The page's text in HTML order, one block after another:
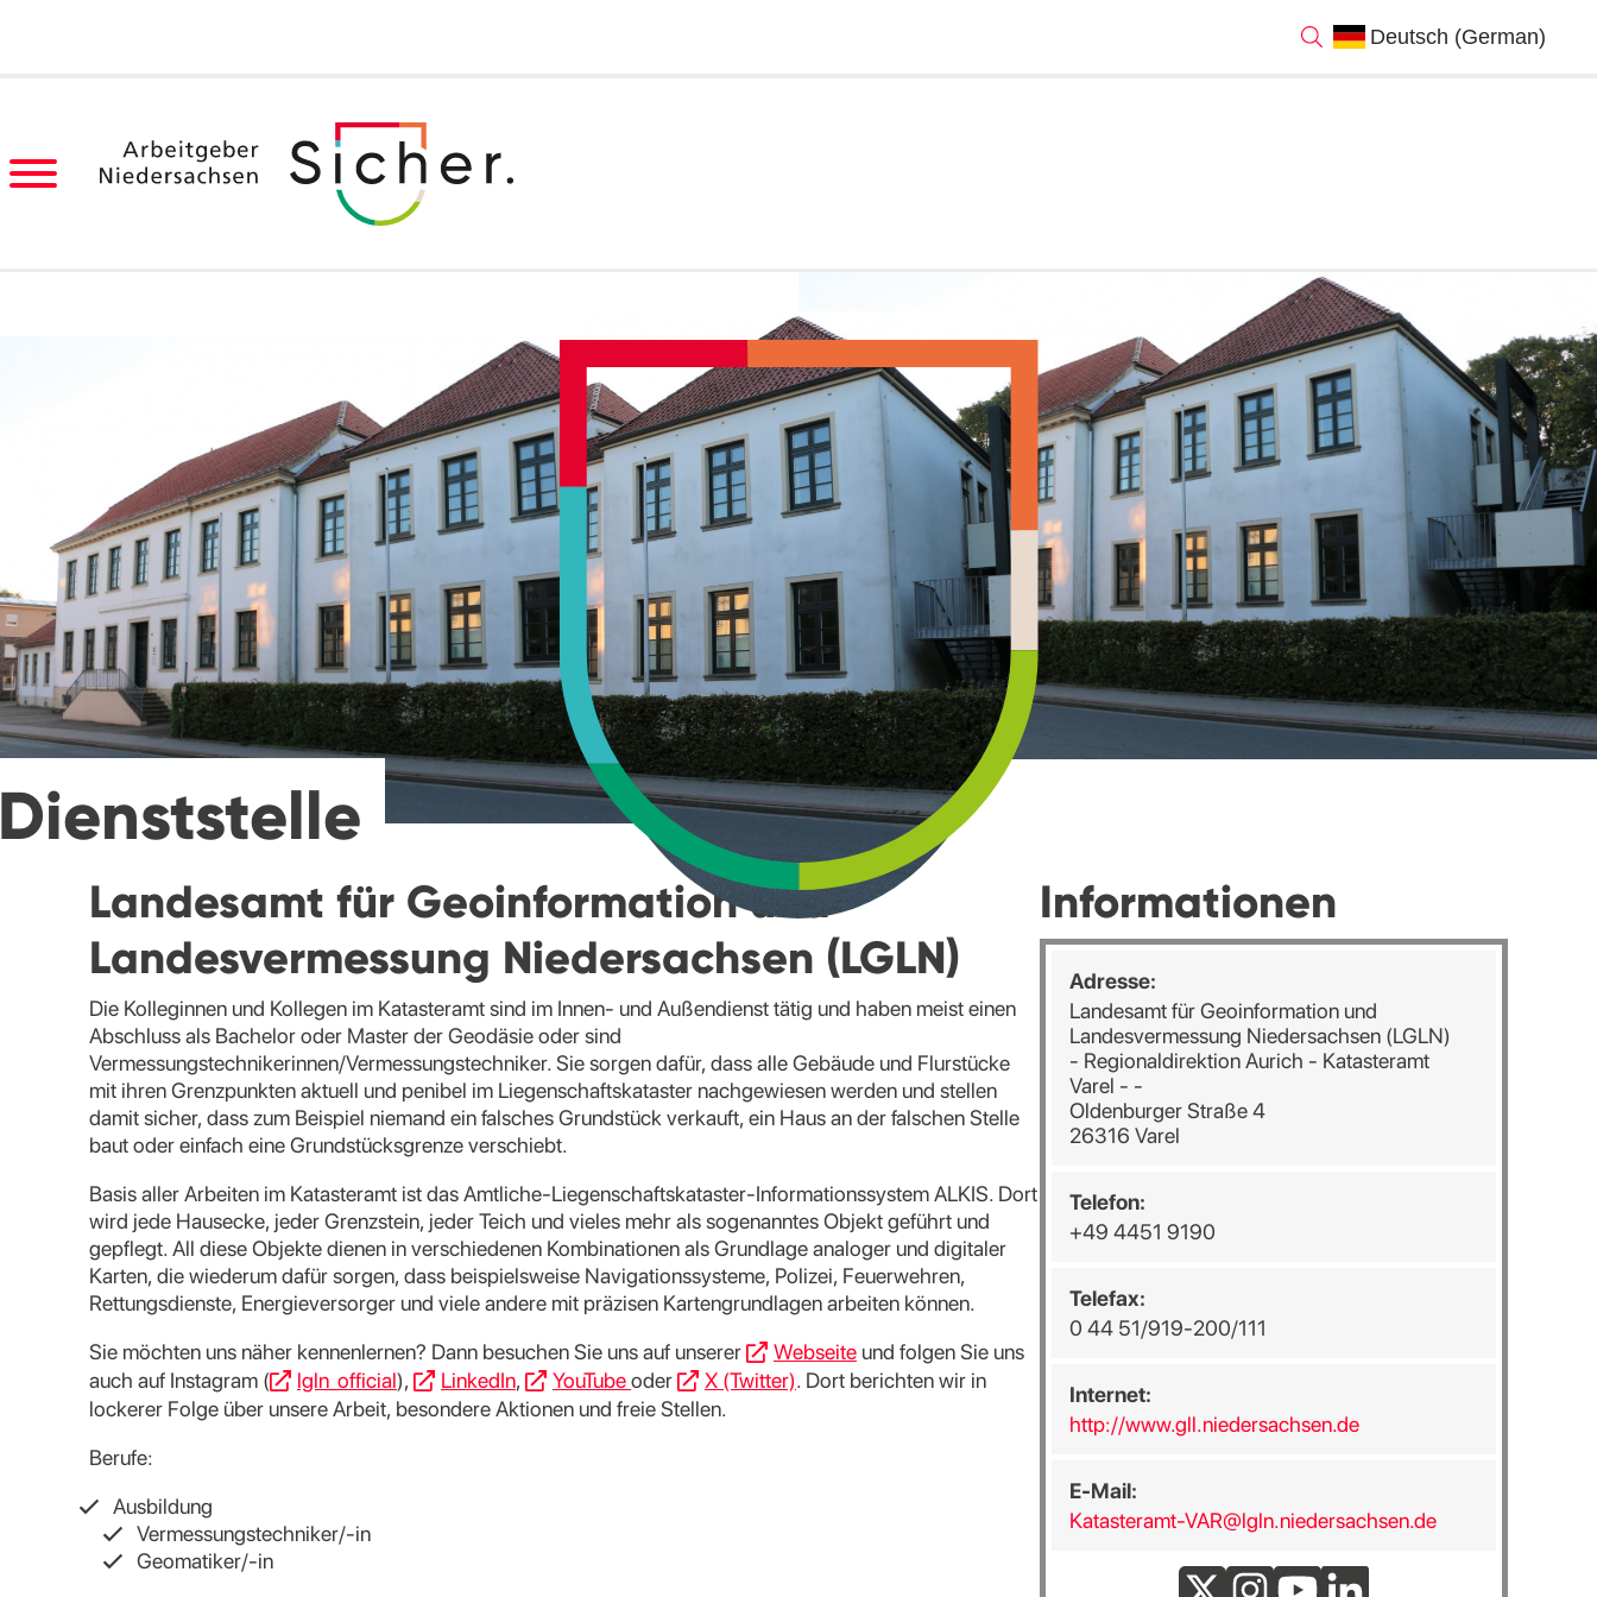
Landesamt für Geoinformation und
Landesvermessung Niedersachsen (LGLN)
Die Kolleginnen und Kollegen im Katasteramt sind im Innen- und Außendienst tätig und haben meist einen
Abschluss als Bachelor oder Master der Geodäsie oder sind
Vermessungstechnikerinnen/Vermessungstechniker. Sie sorgen dafür, dass alle Gebäude und Flurstücke
mit ihren Grenzpunkten aktuell und penibel im Liegenschaftskataster nachgewiesen werden und stellen
damit sicher, dass zum Beispiel niemand ein falsches Grundstück verkauft, ein Haus an der falschen Stelle
baut oder einfach eine Grundstücksgrenze verschiebt.
Basis aller Arbeiten im Katasteramt ist das Amtliche-Liegenschaftskataster-Informationssystem ALKIS. Dort
wird jede Hausecke, jeder Grenzstein, jeder Teich und vieles mehr als sogenanntes Objekt geführt und
gepflegt. All diese Objekte dienen in verschiedenen Kombinationen als Grundlage analoger und digitaler
Karten, die wiederum dafür sorgen, dass beispielsweise Navigationssysteme, Polizei, Feuerwehren,
Rettungsdienste, Energieversorger und viele andere mit präzisen Kartengrundlagen arbeiten können.
Sie möchten uns näher kennenlernen? Dann besuchen Sie uns auf unserer
Webseite und folgen Sie uns
auch auf Instagram (
lgln_official), LinkedIn, YouTubeoder X (Twitter). Dort berichten wir in
lockerer Folge über unsere Arbeit, besondere Aktionen und freie Stellen.
Berufe:
Ausbildung
Vermessungstechniker/-in
Geomatiker/-in
Informationen
Adresse:
Landesamt für Geoinformation und
Landesvermessung Niedersachsen (LGLN)
- Regionaldirektion Aurich - Katasteramt
Varel - -
Oldenburger Straße 4
26316 Varel
Telefon:
+49 4451 9190
Telefax:
0 44 51/919-200/111
Internet:
http://www.gll.niedersachsen.de
E-Mail:
Katasteramt-VAR@lgln.niedersachsen.de